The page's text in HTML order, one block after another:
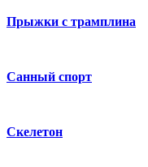
Прыжки с трамплина
Санный спорт
Скелетон